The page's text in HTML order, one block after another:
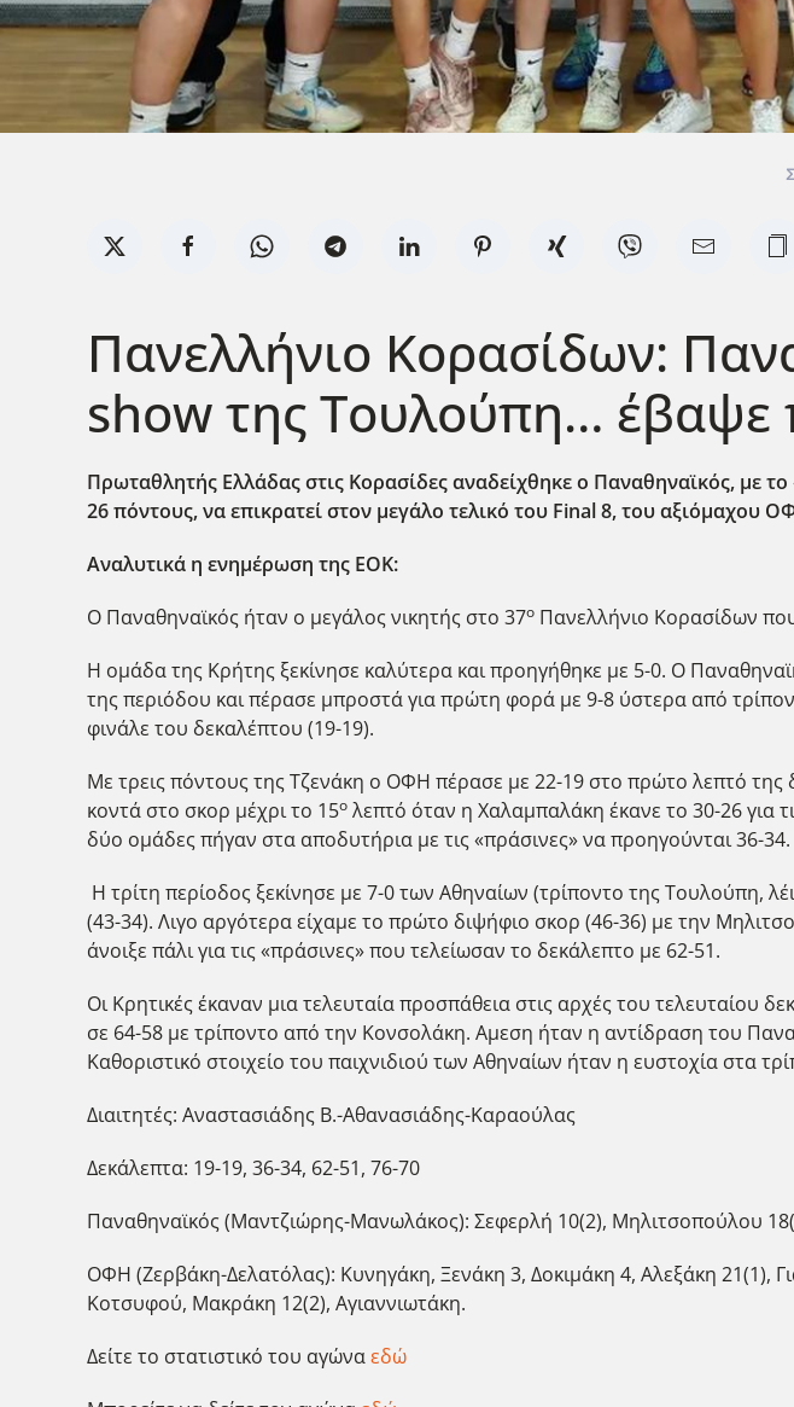
Πανελλήνιο Κορασίδων:
show της Τουλούπη… έβαψε
Πρωταθλητής Ελλάδας στις Κορασίδες αναδείχθηκε ο Παναθηναϊκός, με
26 πόντους, να επικρατεί στον μεγάλο τελικό του Final8, του αξιόμαχου
Αναλυτικά η ενημέρωση της ΕΟΚ:
Ο Παναθηναϊκός ήταν ο μεγάλος νικητής στο 37ο Πανελλήνιο Κορασίδων
Η ομάδα της Κρήτης ξεκίνησε καλύτερα και προηγήθηκε με 5-0. Ο
της περιόδου και πέρασε μπροστά για πρώτη φορά με 9-8 ύστερα από
φινάλε του δεκαλέπτου (19-19).
Με τρεις πόντους της Τζενάκη ο ΟΦΗ πέρασε με 22-19 στο πρώτο λεπτό της
κοντά στο σκορ μέχρι το 15ο λεπτό όταν η Χαλαμπαλάκη έκανε το 30-26 για
δύο ομάδες πήγαν στα αποδυτήρια με τις «πράσινες» να προηγούνται 36-34.
Η τρίτη περίοδος ξεκίνησε με 7-0 των Αθηναίων (τρίποντο της Τουλούπη,
(43-34). Λιγο αργότερα είχαμε το πρώτο διψήφιο σκορ (46-36) με την
άνοιξε πάλι για τις «πράσινες» που τελείωσαν το δεκάλεπτο με 62-51.
Οι Κρητικές έκαναν μια τελευταία προσπάθεια στις αρχές του τελευταίου
σε 64-58 με τρίποντο από την Κονσολάκη. Αμεση ήταν η αντίδραση του
Καθοριστικό στοιχείο του παιχνιδιού των Αθηναίων ήταν η ευστοχία στα
Διαιτητές: Αναστασιάδης Β.-Αθανασιάδης-Καραούλας
Δεκάλεπτα: 19-19, 36-34, 62-51, 76-70
Παναθηναϊκός (Μαντζιώρης-Μανωλάκος): Σεφερλή 10(2), Μηλιτσοπούλου
ΟΦΗ (Ζερβάκη-Δελατόλας): Κυνηγάκη, Ξενάκη 3, Δοκιμάκη 4, Αλεξάκη
Κοτσυφού, Μακράκη 12(2), Αγιαννιωτάκη.
Δείτε το στατιστικό του αγώναεδώ